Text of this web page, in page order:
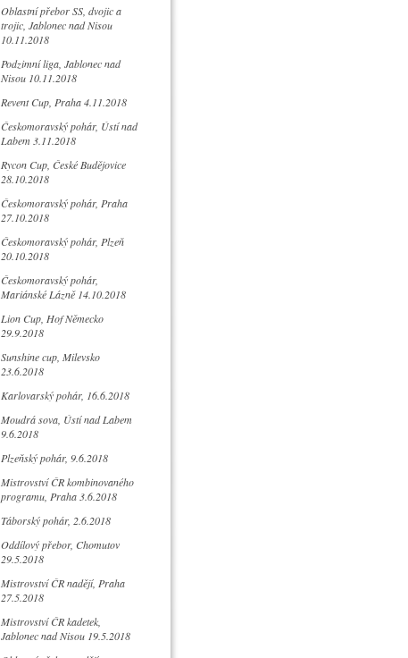
Oblastní přebor SS, dvojic a
trojic, Jablonec nad Nisou
10.11.2018
Podzimní liga, Jablonec nad
Nisou 10.11.2018
Revent Cup, Praha 4.11.2018
Českomoravský pohár, Ústí nad
Labem 3.11.2018
Rycon Cup, České Budějovice
28.10.2018
Českomoravský pohár, Praha
27.10.2018
Českomoravský pohár, Plzeň
20.10.2018
Českomoravský pohár,
Mariánské Lázně 14.10.2018
Lion Cup, Hof Německo
29.9.2018
Sunshine cup, Milevsko
23.6.2018
Karlovarský pohár, 16.6.2018
Moudrá sova, Ústí nad Labem
9.6.2018
Plzeňský pohár, 9.6.2018
Mistrovství ČR kombinovaného
programu, Praha 3.6.2018
Táborský pohár, 2.6.2018
Oddílový přebor, Chomutov
29.5.2018
Mistrovství ČR nadějí, Praha
27.5.2018
Mistrovství ČR kadetek,
Jablonec nad Nisou 19.5.2018